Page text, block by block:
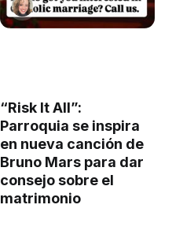
“Risk It All”:
Parroquia se inspira
en nueva canción de
Bruno Mars para dar
consejo sobre el
matrimonio